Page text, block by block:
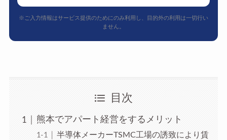
※ご入力情報はサービス提供のためにのみ利用し、目的外の利用は一切行い
ません。
目次
熊本でアパート経営をするメリット
半導体メーカーTSMC工場の誘致により賃